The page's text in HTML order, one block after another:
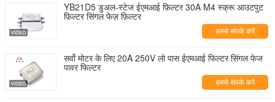
YB21D5 डुअल-स्टेज ईएमआई फ़िल्टर 30A M4 स्क्रू आउटपुट
फ़िल्टर सिंगल फेज़ फ़िल्टर
हमसे संपर्क करें
सर्वो मोटर के लिए 20A 250V लो पास ईएमआई फिल्टर सिंगल फेज
पावर फिल्टर
हमसे संपर्क करें